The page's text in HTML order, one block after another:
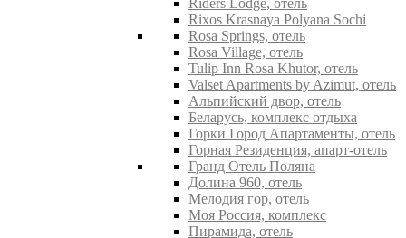
Riders Lodge, отель
Rixos Krasnaya Polyana Sochi
Rosa Springs, отель
Rosa Village, отель
Tulip Inn Rosa Khutor, отель
Valset Apartments by Azimut, отель
Альпийский двор, отель
Беларусь, комплекс отдыха
Горки Город Апартаменты, отель
Горная Резиденция, апарт-отель
Гранд Отель Поляна
Долина 960, отель
Мелодия гор, отель
Моя Россия, комплекс
Пирамида, отель